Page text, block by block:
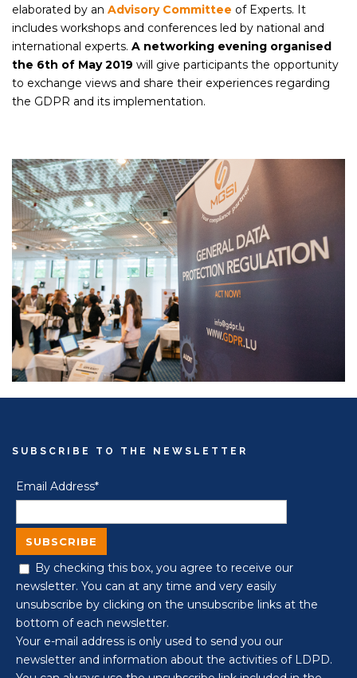
elaborated by an Advisory Committee of Experts. It
includes workshops and conferences led by national and
international experts. A networking evening organised
the 6th of May 2019 will give participants the opportunity
to exchange views and share their experiences regarding
the GDPR and its implementation.
SUBSCRIBE TO THE NEWSLETTER
Email Address*
By checking this box, you agree to receive our
newsletter. You can at any time and very easily
unsubscribe by clicking on the unsubscribe links at the
bottom of each newsletter.
Your e-mail address is only used to send you our
newsletter and information about the activities of LDPD.